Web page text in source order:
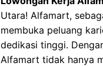
Utara! Alfamart,
membuka peluang
dedikasi tinggi.
Alfamart tidak hanya